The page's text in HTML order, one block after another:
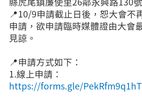
📍10/9申請截止日後，恕大會不
申請，欲申請臨時媒體證由大會
見諒。
📍申請方式如下：
1.線上申請：
https://forms.gle/